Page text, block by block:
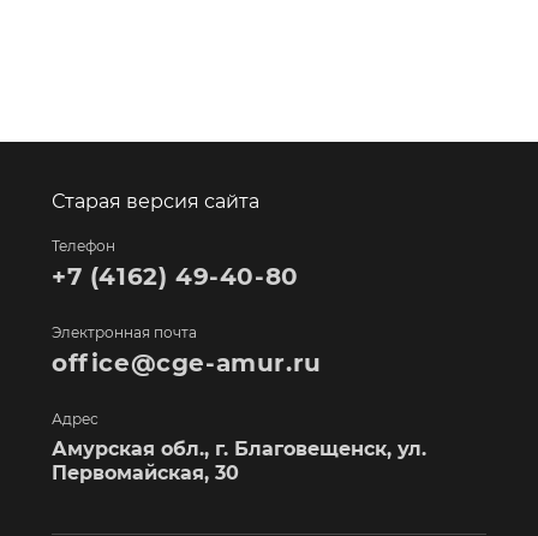
Старая версия сайта
Телефон
+7 (4162) 49-40-80
Электронная почта
office@cge-amur.ru
Адрес
Амурская обл., г. Благовещенск, ул.
Первомайская, 30